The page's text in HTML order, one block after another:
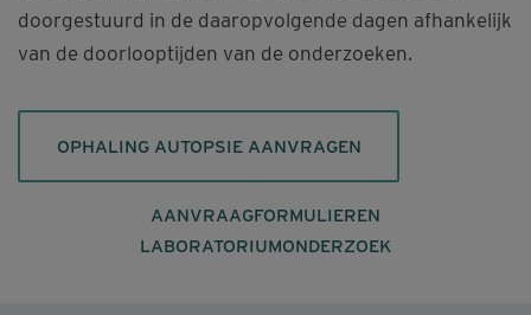
doorgestuurd in de daaropvolgende dagen afhankelijk
van de doorlooptijden van de onderzoeken.
OPHALING AUTOPSIE AANVRAGEN
AANVRAAGFORMULIEREN
LABORATORIUMONDERZOEK